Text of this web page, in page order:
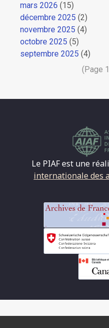
mars 2026 (15)
décembre 2025 (2)
novembre 2025 (4)
octobre 2025 (5)
septembre 2025 (4)
(Page
Le PIAF est une
internationale des